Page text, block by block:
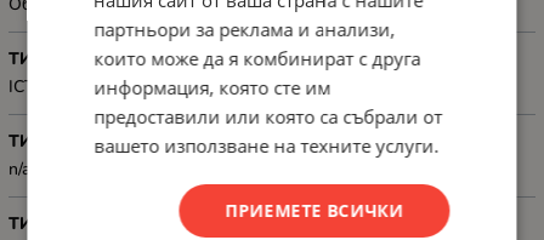
ТИП
ICT category Cat. 5/5e, Shielding type U/UTP
ТИП КОНЕКТОР 1
n/a
ТИП КОНЕКТОР 2
партньори за реклама и анализи,
които може да я комбинират с друга
информация, която сте им
предоставили или която са събрали от
вашето използване на техните услуги.
ПРИЕМЕТЕ ВСИЧКИ